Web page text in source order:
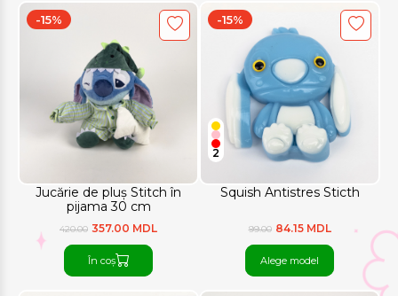
Jucărie de pluș Stitch în
pijama 30 cm
-15%
420.00 357.00 MDL
În coș
Squish Antistres Sticth
-15%
2
99.00 84.15 MDL
Alege model